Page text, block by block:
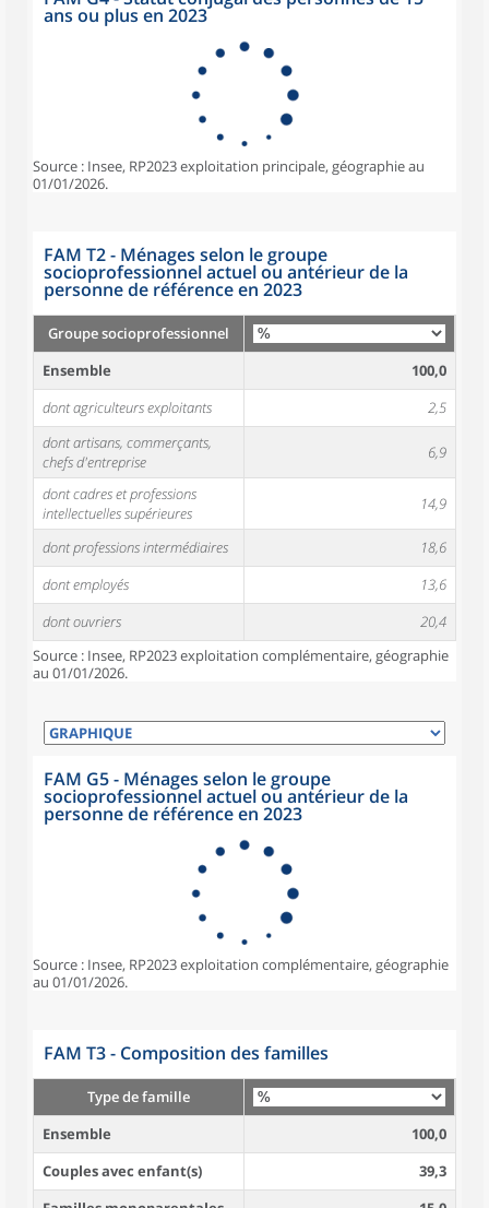
ans ou plus en 2023
Source : Insee, RP2023 exploitation principale, géographie au
01/01/2026.
FAM T2 - Ménages selon le groupe
socioprofessionnel actuel ou antérieur de la
personne de référence en 2023
Groupe socioprofessionnel
Ensemble
100,0
dont agriculteurs exploitants
2,5
dont artisans, commerçants,
chefs d'entreprise
6,9
dont cadres et professions
intellectuelles supérieures
14,9
dont professions intermédiaires
18,6
dont employés
13,6
dont ouvriers
20,4
Source : Insee, RP2023 exploitation complémentaire, géographie
au 01/01/2026.
FAM G5 - Ménages selon le groupe
socioprofessionnel actuel ou antérieur de la
personne de référence en 2023
Source : Insee, RP2023 exploitation complémentaire, géographie
au 01/01/2026.
FAM T3 - Composition des familles
Type de famille
Ensemble
100,0
Couples avec enfant(s)
39,3